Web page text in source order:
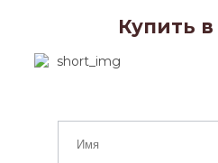
Купить в